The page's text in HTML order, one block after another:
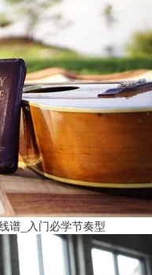
谱_入门必学节奏型